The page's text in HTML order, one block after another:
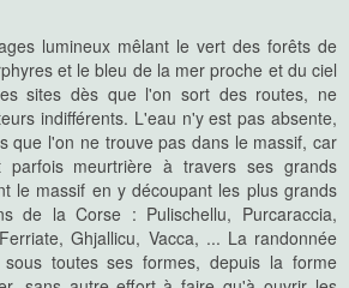
lumineux mêlant le vert des forêts de
et le bleu de la mer proche et du ciel
sites dès que l'on sort des routes, ne
indifférents. L'eau n'y est pas absente,
que l'on ne trouve pas dans le massif, car
meurtrière à travers ses grands
le massif en y découpant les plus grands
de la Corse : Pulischellu, Purcaraccia,
Ghjallicu, Vacca, ... La randonnée
toutes ses formes, depuis la forme